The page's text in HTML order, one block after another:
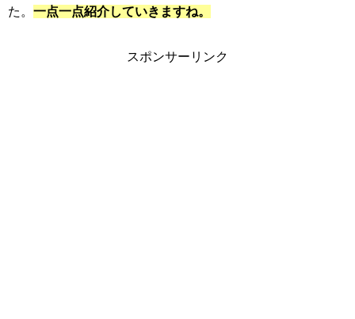
た。 一点一点紹介していきますね。
スポンサーリンク